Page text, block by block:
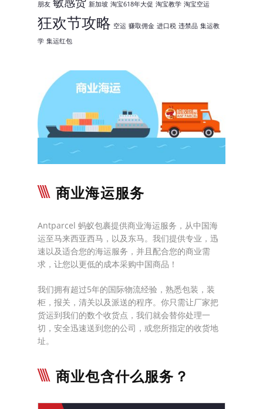
朋友 新加坡 淘宝618年大促 淘宝教学 淘宝空运
狂欢节攻略 空运 赚取佣金 进口税 违禁品 集运教
学 集运红包
商业海运服务
Antparcel 蚂蚁包裹提供商业海运服务，从中国海
运至马来西亚西马，以及东马。我们提供专业，迅
速以及适合您的海运服务，并且配合您的商业需
求，让您以更低的成本采购中国商品！
我们拥有超过5年的国际物流经验，熟悉包装，装
柜，报关，清关以及派送的程序。你只需让厂家把
货运到我们的数个收货点，我们就会替你处理一
切，安全迅速送到您的公司，或您所指定的收货地
址。
商业包含什么服务？